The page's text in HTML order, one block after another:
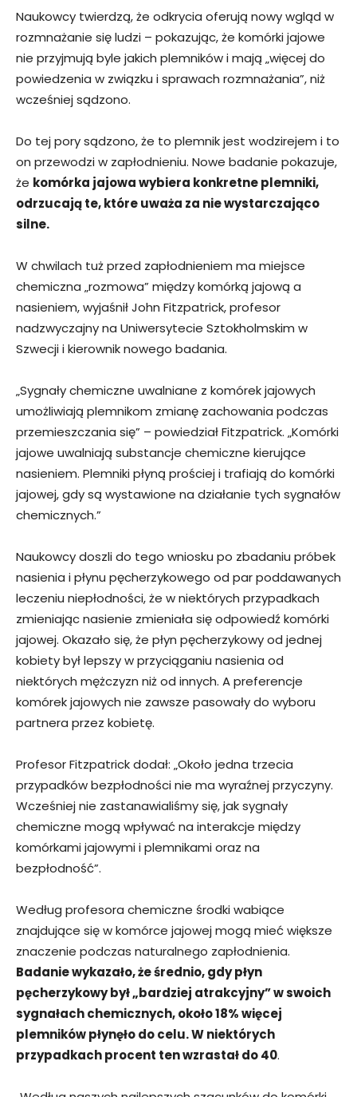
Naukowcy twierdzą, że odkrycia oferują nowy wgląd w
rozmnażanie się ludzi – pokazując, że komórki jajowe
nie przyjmują byle jakich plemników i mają „więcej do
powiedzenia w związku i sprawach rozmnażania”, niż
wcześniej sądzono.
Do tej pory sądzono, że to plemnik jest wodzirejem i to
on przewodzi w zapłodnieniu. Nowe badanie pokazuje,
że komórka jajowa wybiera konkretne plemniki,
odrzucają te, które uważa za nie wystarczająco
silne.
W chwilach tuż przed zapłodnieniem ma miejsce
chemiczna „rozmowa” między komórką jajową a
nasieniem, wyjaśnił John Fitzpatrick, profesor
nadzwyczajny na Uniwersytecie Sztokholmskim w
Szwecji i kierownik nowego badania.
„Sygnały chemiczne uwalniane z komórek jajowych
umożliwiają plemnikom zmianę zachowania podczas
przemieszczania się” – powiedział Fitzpatrick. „Komórki
jajowe uwalniają substancje chemiczne kierujące
nasieniem. Plemniki płyną prościej i trafiają do komórki
jajowej, gdy są wystawione na działanie tych sygnałów
chemicznych.”
Naukowcy doszli do tego wniosku po zbadaniu próbek
nasienia i płynu pęcherzykowego od par poddawanych
leczeniu niepłodności, że w niektórych przypadkach
zmieniając nasienie zmieniała się odpowiedź komórki
jajowej. Okazało się, że płyn pęcherzykowy od jednej
kobiety był lepszy w przyciąganiu nasienia od
niektórych mężczyzn niż od innych. A preferencje
komórek jajowych nie zawsze pasowały do ​​wyboru
partnera przez kobietę.
Profesor Fitzpatrick dodał: „Około jedna trzecia
przypadków bezpłodności nie ma wyraźnej przyczyny.
Wcześniej nie zastanawialiśmy się, jak sygnały
chemiczne mogą wpływać na interakcje między
komórkami jajowymi i plemnikami oraz na
bezpłodność”.
Według profesora chemiczne środki wabiące
znajdujące się w komórce jajowej mogą mieć większe
znaczenie podczas naturalnego zapłodnienia.
Badanie wykazało, że średnio, gdy płyn
pęcherzykowy był „bardziej atrakcyjny” w swoich
sygnałach chemicznych, około 18% więcej
plemników płynęło do celu. W niektórych
przypadkach procent ten wzrastał do 40.